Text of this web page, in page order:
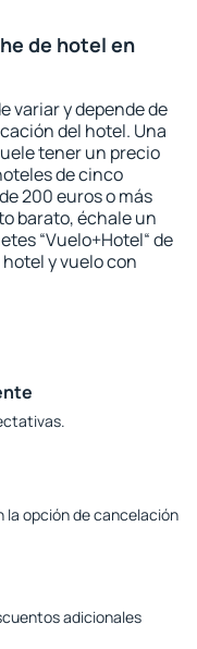
de hotel en
variar y depende de
del hotel. Una
tener un precio
de cinco
200 euros o más
barato, échale un
“Vuelo+Hotel“ de
y vuelo con
la opción de cancelación
adicionales